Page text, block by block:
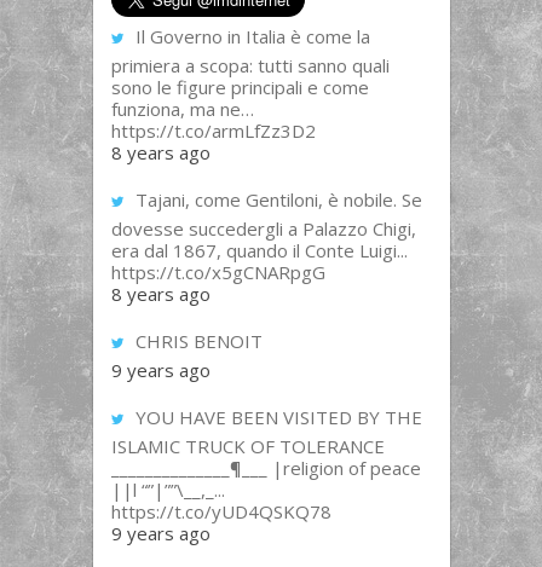
Il Governo in Italia è come la
primiera a scopa: tutti sanno quali
sono le figure principali e come
funziona, ma ne…
https://t.co/armLfZz3D2
8 years ago
Tajani, come Gentiloni, è nobile. Se
dovesse succedergli a Palazzo Chigi,
era dal 1867, quando il Conte Luigi...
https://t.co/x5gCNARpgG
8 years ago
CHRIS BENOIT
9 years ago
YOU HAVE BEEN VISITED BY THE
ISLAMIC TRUCK OF TOLERANCE
______________¶___ |religion of peace
||l “”|””\__,_...
https://t.co/yUD4QSKQ78
9 years ago